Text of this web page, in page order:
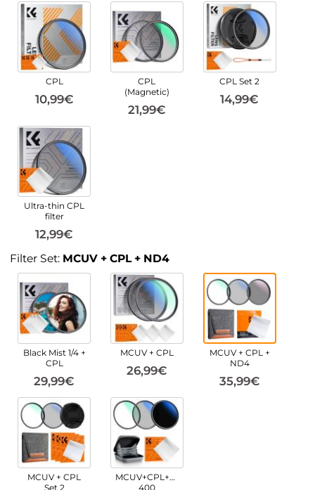
CPL
10,99€
CPL
(Magnetic)
21,99€
CPL Set 2
14,99€
Ultra-thin CPL
filter
12,99€
Filter Set: MCUV + CPL + ND4
Black Mist 1/4 +
CPL
29,99€
MCUV + CPL
26,99€
MCUV + CPL +
ND4
35,99€
MCUV + CPL
Set 2
MCUV+CPL+ND2-
400